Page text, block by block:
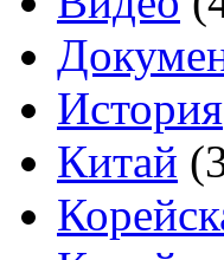
История
Китай